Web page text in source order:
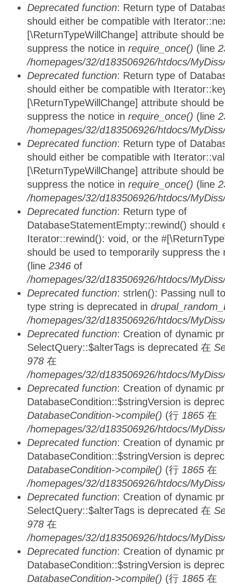
Deprecated function: Return type of
should either be compatible with
[\ReturnTypeWillChange] attribute should
suppress the notice in require_once() (line
/homepages/32/d183506926/htdocs/
Deprecated function: Return type of
should either be compatible with
[\ReturnTypeWillChange] attribute should
suppress the notice in require_once() (line
/homepages/32/d183506926/htdocs/
Deprecated function: Return type of
should either be compatible with
[\ReturnTypeWillChange] attribute should
suppress the notice in require_once() (line
/homepages/32/d183506926/htdocs/
Deprecated function: Return type of
DatabaseStatementEmpty::rewind() should
Iterator::rewind(): void, or the
should be used to temporarily suppress
(line 2346 of
/homepages/32/d183506926/htdocs/
Deprecated function: strlen(): Passing null
type string is deprecated in
/homepages/32/d183506926/htdocs/
Deprecated function: Creation of dynamic
SelectQuery::$alterTags is deprecated 在
978 在
/homepages/32/d183506926/htdocs/
Deprecated function: Creation of dynamic
DatabaseCondition::$stringVersion is
DatabaseCondition->compile() (行 1865 在
/homepages/32/d183506926/htdocs/
Deprecated function: Creation of dynamic
DatabaseCondition::$stringVersion is
DatabaseCondition->compile() (行 1865 在
/homepages/32/d183506926/htdocs/
Deprecated function: Creation of dynamic
SelectQuery::$alterTags is deprecated 在
978 在
/homepages/32/d183506926/htdocs/
Deprecated function: Creation of dynamic
DatabaseCondition::$stringVersion is
DatabaseCondition->compile() (行 1865 在